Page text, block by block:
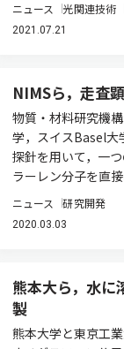
ニュース 光関連技術
2021.07.21
NIMSら，走査
物質・材料研究機
学，スイスBasel大
探針を用いて，一
ラーレン分子を直
ニュース 研究開発
2020.03.03
熊本大ら，水に
製
熊本大学と東京工